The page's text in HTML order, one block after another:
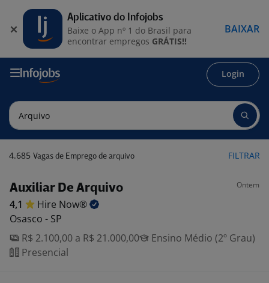
Login
4.685 Vagas de Emprego de arquivo FILTRAR
Auxiliar De Arquivo Ontem
4,1 Hire Now®
Osasco - SP
R$ 2.100,00 a R$ 21.000,00
Ensino Médio (2º Grau)
Presencial
Aplicativo do Infojobs
Baixe o App nº 1 do Brasil para
encontrar empregos GRÁTIS!!
BAIXAR